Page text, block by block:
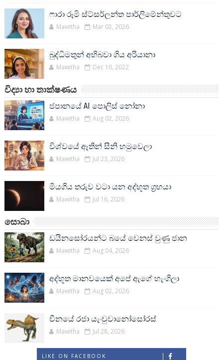
ෆාරා රූමි ස්ට්සර්ලන්ත පාර්ලිමේන්තුවට
Mawitha Mar 02, 2026
බුද්ධිමතුන් අභිබවා ගිය අරියානා
Mawitha Dec 10, 2022
විද්‍යා හා තාක්ෂණය
ජපානයේ AI පොලිස් නෝනා
Mawitha Aug 02, 2026
විශ්වයේ ඈතින් සීනි හමුවෙලා
Mawitha Jul 23, 2026
මියගිය තරුව වටා යන අද්භූත ග්‍රහයා
Mawitha Jul 16, 2026
සොබා
ඩයිනසෝරයන්ට බයේ වෙනස් වුණු ජාන
Mawitha Aug 04, 2026
අද්භූත මානවයෙක් අපේ ඇගේ හැංගිලා
Mawitha Aug 02, 2026
චීනයේ රජා යැංචුවානෝසෝරස්
Mawitha Jul 28, 2026
LIKE ON FACEBOOK